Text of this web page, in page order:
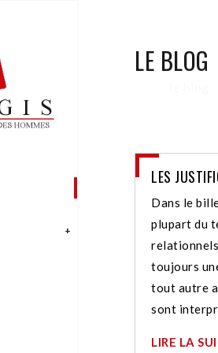
LE BLOG
LES
Dans le
plupart du
toujours
tout autre
sont
LIRE LA